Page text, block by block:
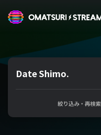
Date Shimo.
絞り込み・再検索